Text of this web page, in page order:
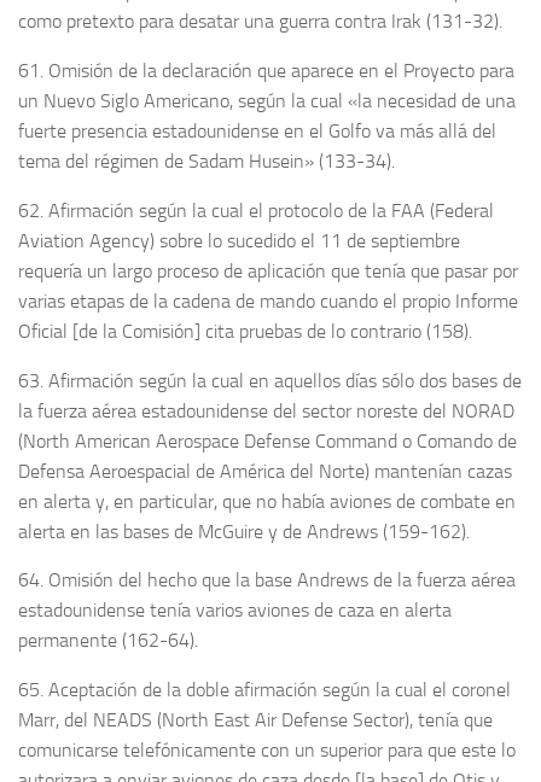
como pretexto para desatar una guerra contra Irak (131-32).
61. Omisión de la declaración que aparece en el Proyecto para
un Nuevo Siglo Americano, según la cual «la necesidad de una
fuerte presencia estadounidense en el Golfo va más allá del
tema del régimen de Sadam Husein» (133-34).
62. Afirmación según la cual el protocolo de la FAA (Federal
Aviation Agency) sobre lo sucedido el 11 de septiembre
requería un largo proceso de aplicación que tenía que pasar por
varias etapas de la cadena de mando cuando el propio Informe
Oficial [de la Comisión] cita pruebas de lo contrario (158).
63. Afirmación según la cual en aquellos días sólo dos bases de
la fuerza aérea estadounidense del sector noreste del NORAD
(North American Aerospace Defense Command o Comando de
Defensa Aeroespacial de América del Norte) mantenían cazas
en alerta y, en particular, que no había aviones de combate en
alerta en las bases de McGuire y de Andrews (159-162).
64. Omisión del hecho que la base Andrews de la fuerza aérea
estadounidense tenía varios aviones de caza en alerta
permanente (162-64).
65. Aceptación de la doble afirmación según la cual el coronel
Marr, del NEADS (North East Air Defense Sector), tenía que
comunicarse telefónicamente con un superior para que este lo